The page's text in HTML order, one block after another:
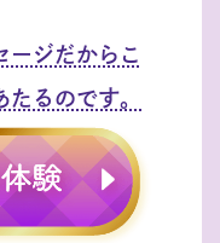
ージだからこ
るのです。